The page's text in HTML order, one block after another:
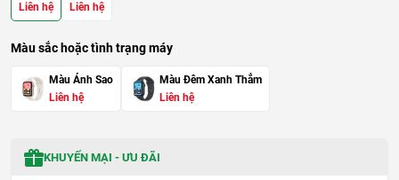
Liên hệ
Liên hệ
Màu sắc hoặc tình trạng máy
Màu Ánh Sao
Liên hệ
Màu Đêm Xanh Thẳm
Liên hệ
KHUYẾN MẠI - ƯU ĐÃI